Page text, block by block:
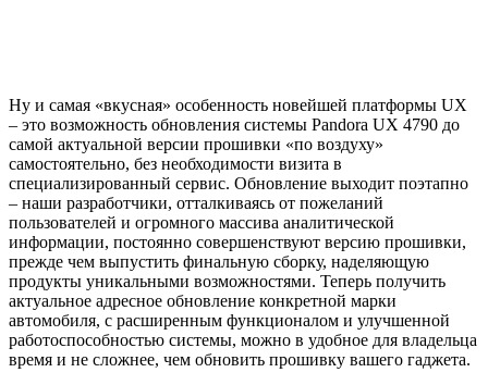
Ну и самая «вкусная» особенность новейшей платформы UX
– это возможность обновления системы Pandora UX 4790 до
самой актуальной версии прошивки «по воздуху»
самостоятельно, без необходимости визита в
специализированный сервис. Обновление выходит поэтапно
– наши разработчики, отталкиваясь от пожеланий
пользователей и огромного массива аналитической
информации, постоянно совершенствуют версию прошивки,
прежде чем выпустить финальную сборку, наделяющую
продукты уникальными возможностями. Теперь получить
актуальное адресное обновление конкретной марки
автомобиля, с расширенным функционалом и улучшенной
работоспособностью системы, можно в удобное для владельца
время и не сложнее, чем обновить прошивку вашего гаджета.